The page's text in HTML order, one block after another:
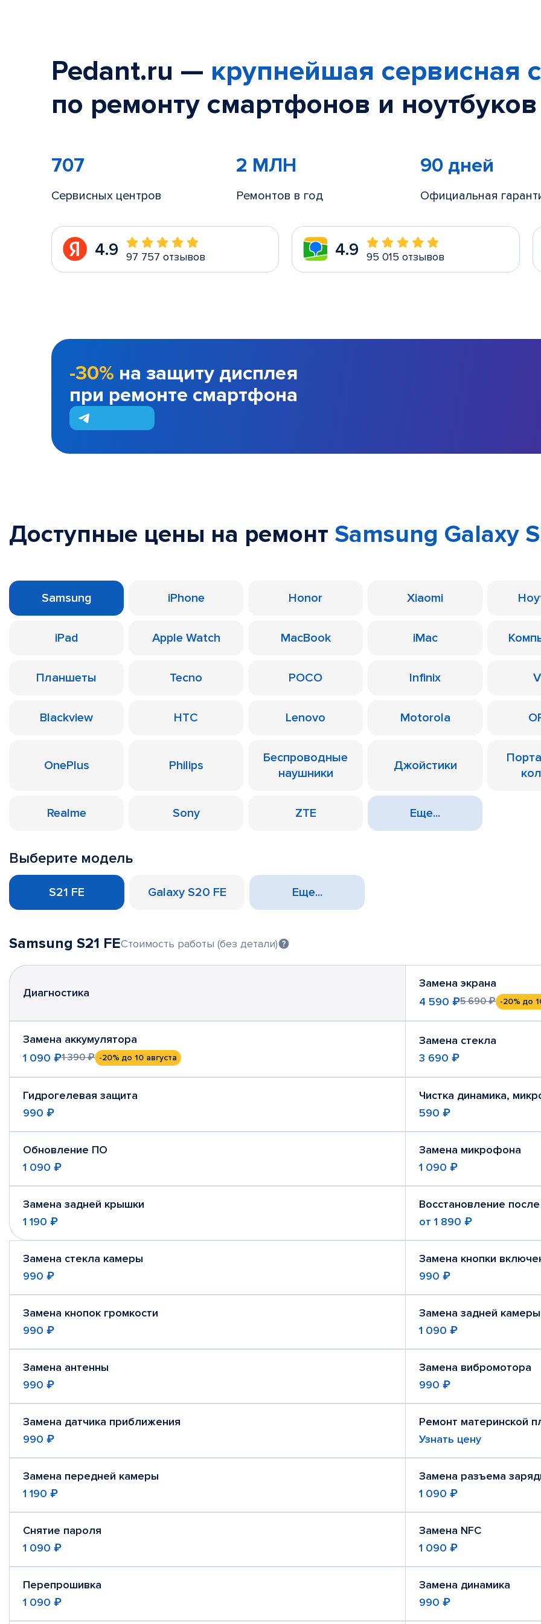
Pedant.ru — крупнейшая сервисная
по ремонту смартфонов и
707
Сервисных центров
2 МЛН
Ремонтов в год
90 дней
Официальная
4.9 97 757 отзывов 4.9 95 015 отзывов
-30% на защиту дисплея
при ремонте смартфона
Доступные цены на ремонт Samsung Galaxy
Samsung iPhone Honor Xiaomi
iPad Apple Watch MacBook iMac
Планшеты Tecno POCO Infinix
Blackview HTC Lenovo Motorola
OnePlus Philips
Беспроводные
наушники
Джойстики
Realme Sony ZTE Еще...
Выберите модель
S21 FE Galaxy S20 FE Еще...
Samsung S21 FEСтоимость работы (без детали)
Диагностика
Замена экрана
4 590 ₽5 690 ₽ -20% до
Замена аккумулятора
1 090 ₽1 390 ₽ -20% до 10 августа
Замена стекла
3 690 ₽
Гидрогелевая защита
990 ₽
Чистка динамика,
590 ₽
Обновление ПО
1 090 ₽
Замена микрофона
1 090 ₽
Замена задней крышки
1 190 ₽
Восстановление
от 1 890 ₽
Замена стекла камеры
990 ₽
Замена кнопки
990 ₽
Замена кнопок громкости
990 ₽
Замена задней камеры
1 090 ₽
Замена антенны
990 ₽
Замена вибромотора
990 ₽
Замена датчика приближения
990 ₽
Ремонт материнской
Узнать цену
Замена передней камеры
1 190 ₽
Замена разъема
1 090 ₽
Снятие пароля
1 090 ₽
Замена NFC
1 090 ₽
Перепрошивка
1 090 ₽
Замена динамика
990 ₽